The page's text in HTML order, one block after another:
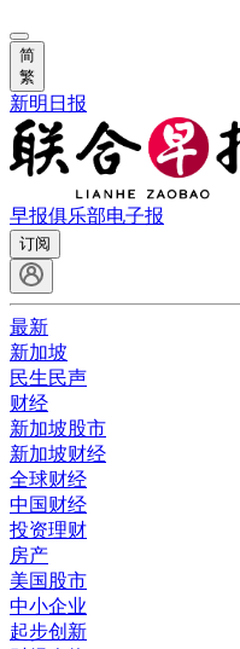
简
繁
新明日报
早报俱乐部电子报
订阅
最新
新加坡
民生民声
财经
新加坡股市
新加坡财经
全球财经
中国财经
投资理财
房产
美国股市
中小企业
起步创新